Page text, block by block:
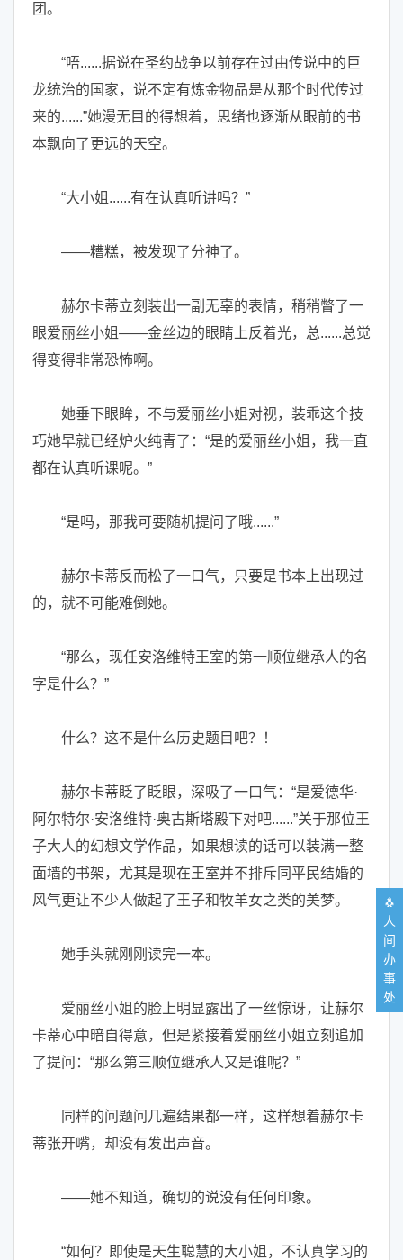
团。
“唔......据说在圣约战争以前存在过由传说中的巨
龙统治的国家，说不定有炼金物品是从那个时代传过
来的......”她漫无目的得想着，思绪也逐渐从眼前的书
本飘向了更远的天空。
“大小姐......有在认真听讲吗？”
——糟糕，被发现了分神了。
赫尔卡蒂立刻装出一副无辜的表情，稍稍瞥了一
眼爱丽丝小姐——金丝边的眼睛上反着光，总......总觉
得变得非常恐怖啊。
她垂下眼眸，不与爱丽丝小姐对视，装乖这个技
巧她早就已经炉火纯青了：“是的爱丽丝小姐，我一直
都在认真听课呢。”
“是吗，那我可要随机提问了哦......”
赫尔卡蒂反而松了一口气，只要是书本上出现过
的，就不可能难倒她。
“那么，现任安洛维特王室的第一顺位继承人的名
字是什么？”
什么？这不是什么历史题目吧？！
赫尔卡蒂眨了眨眼，深吸了一口气：“是爱德华·
阿尔特尔·安洛维特·奥古斯塔殿下对吧......”关于那位王
子大人的幻想文学作品，如果想读的话可以装满一整
面墙的书架，尤其是现在王室并不排斥同平民结婚的
风气更让不少人做起了王子和牧羊女之类的美梦。
她手头就刚刚读完一本。
爱丽丝小姐的脸上明显露出了一丝惊讶，让赫尔
卡蒂心中暗自得意，但是紧接着爱丽丝小姐立刻追加
了提问：“那么第三顺位继承人又是谁呢？”
同样的问题问几遍结果都一样，这样想着赫尔卡
蒂张开嘴，却没有发出声音。
——她不知道，确切的说没有任何印象。
“如何？即使是天生聪慧的大小姐，不认真学习的
🐧
人
间
办
事
处